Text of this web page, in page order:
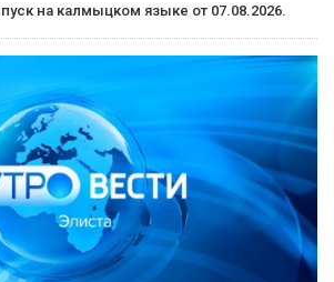
на калмыцком языке от 07.08.2026.